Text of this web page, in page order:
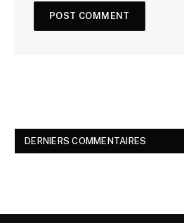
DERNIERS COMMENTAIRES